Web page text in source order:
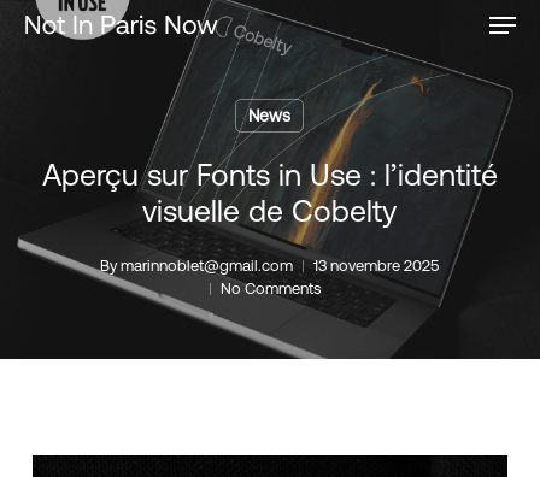
News
Aperçu sur Fonts in Use : l’identité
visuelle de Cobelty
By marinnoblet@gmail.com
13 novembre 2025
No Comments